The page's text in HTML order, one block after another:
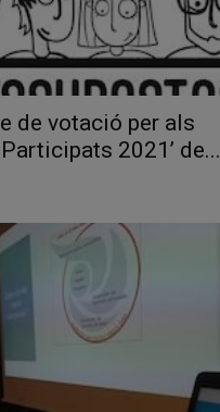
de votació per als
2021’ de...